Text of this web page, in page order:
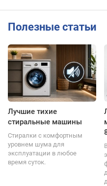
Полезные статьи
Лучшие тихие
стиральные машины
Стиралки с комфортным
уровнем шума для
эксплуатации в любое
время суток.